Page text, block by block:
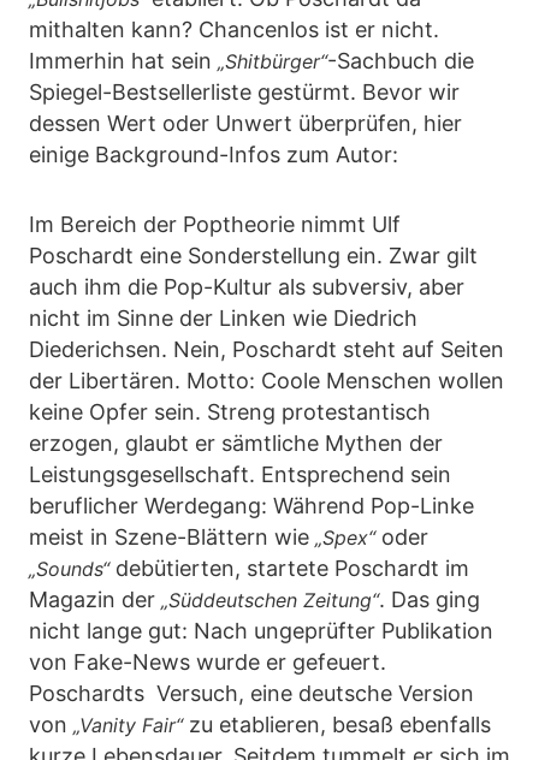
mithalten kann? Chancenlos ist er nicht.
Immerhin hat sein „Shitbürger“-Sachbuch die
Spiegel-Bestsellerliste gestürmt. Bevor wir
dessen Wert oder Unwert überprüfen, hier
einige Background-Infos zum Autor:
Im Bereich der Poptheorie nimmt Ulf
Poschardt eine Sonderstellung ein. Zwar gilt
auch ihm die Pop-Kultur als subversiv, aber
nicht im Sinne der Linken wie Diedrich
Diederichsen. Nein, Poschardt steht auf Seiten
der Libertären. Motto: Coole Menschen wollen
keine Opfer sein. Streng protestantisch
erzogen, glaubt er sämtliche Mythen der
Leistungsgesellschaft. Entsprechend sein
beruflicher Werdegang: Während Pop-Linke
meist in Szene-Blättern wie „Spex“ oder
„Sounds“debütierten, startete Poschardt im
Magazin der „Süddeutschen Zeitung“. Das ging
nicht lange gut: Nach ungeprüfter Publikation
von Fake-News wurde er gefeuert.
Poschardts Versuch, eine deutsche Version
von „Vanity Fair“zu etablieren, besaß ebenfalls